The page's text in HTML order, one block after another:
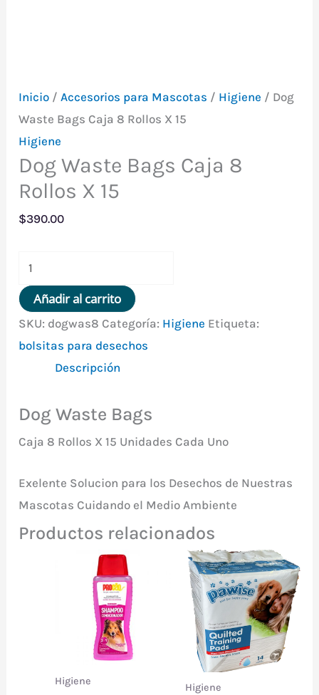
Inicio / Accesorios para Mascotas / Higiene / Dog
Waste Bags Caja 8 Rollos X 15
Higiene
Dog Waste Bags Caja 8
Rollos X 15
$390.00
Dog
Waste
Bags
Caja
8
15
cantidad
Añadir al carrito
SKU: dogwas8 Categoría: Higiene Etiqueta:
bolsitas para desechos
Descripción
Dog Waste Bags
Caja 8 Rollos X 15 Unidades Cada Uno
Exelente Solucion para los Desechos de Nuestras
Mascotas Cuidando el Medio Ambiente
Productos relacionados
Higiene
Higiene